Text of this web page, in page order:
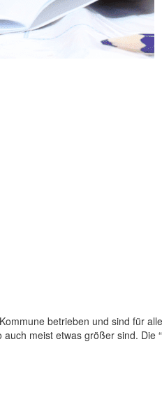
betrieben und sind für
meist etwas größer sind. Die